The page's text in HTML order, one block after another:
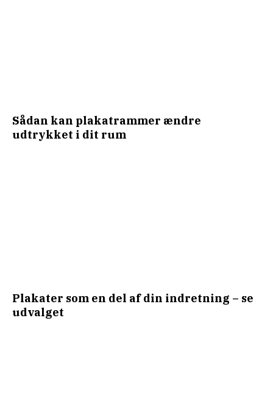
Sådan kan plakatrammer ændre
udtrykket i dit rum
Plakater som en del af din indretning – se
udvalget